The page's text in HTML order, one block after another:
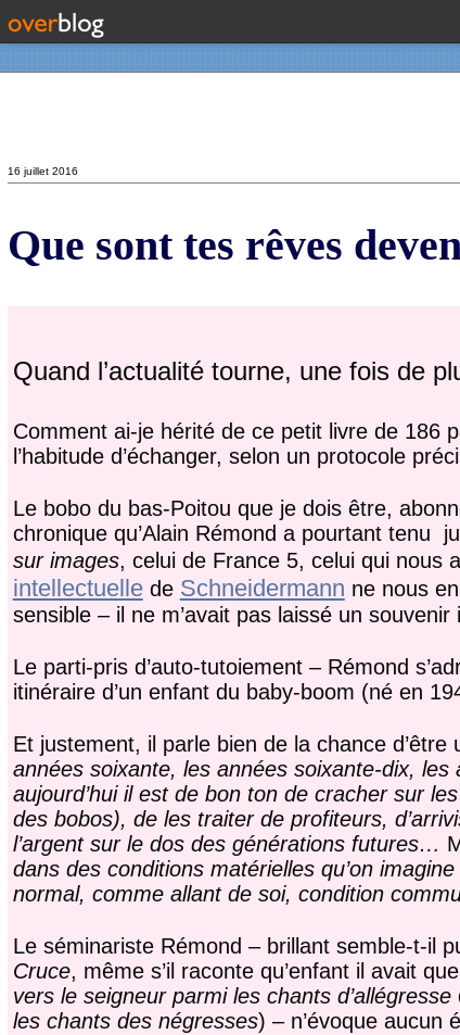
16 juillet 2016
Que sont tes rêves
Quand l’actualité tourne, une fois de
Comment ai-je hérité de ce petit livre de 186
l’habitude d’échanger, selon un protocole
Le bobo du bas-Poitou que je dois être,
chronique qu’Alain Rémond a pourtant tenu
sur images, celui de France 5, celui qui nous
intellectuellede Schneidermann ne nous
sensible – il ne m’avait pas laissé un souvenir
Le parti-pris d’auto-tutoiement – Rémond
itinéraire d’un enfant du baby-boom (né en
Et justement, il parle bien de la chance d’être
années soixante, les années soixante-dix,
aujourd’hui il est de bon ton de cracher sur
des bobos), de les traiter de profiteurs,
l’argent sur le dos des générations futures…
dans des conditions matérielles qu’on
normal, comme allant de soi, condition
Le séminariste Rémond – brillant semble-t-il
Cruce, même s’il raconte qu’enfant il avait
vers le seigneur parmi les chants d’allégresse
les chants des négresses) – n’évoque aucun